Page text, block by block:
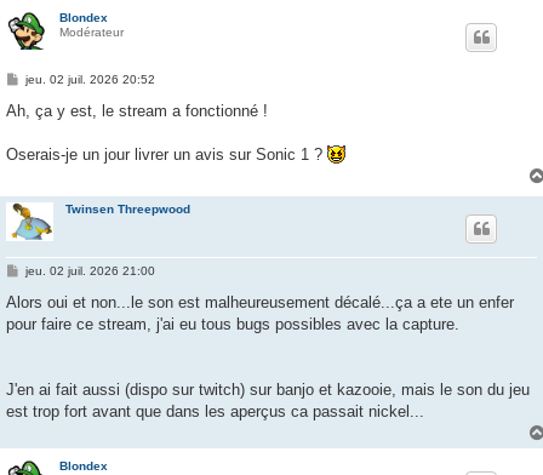
Blondex
Modérateur
M
s
g
jeu. 02 juil. 2026 20:52
Ah, ça y est, le stream a fonctionné !
Oserais-je un jour livrer un avis sur Sonic 1 ?
Twinsen Threepwood
M
s
a
jeu. 02 juil. 2026 21:00
Alors oui et non...le son est malheureusement décalé...ça a ete un enfer
pour faire ce stream, j'ai eu tous bugs possibles avec la capture.
J'en ai fait aussi (dispo sur twitch) sur banjo et kazooie, mais le son du jeu
est trop fort avant que dans les aperçus ca passait nickel...
Blondex